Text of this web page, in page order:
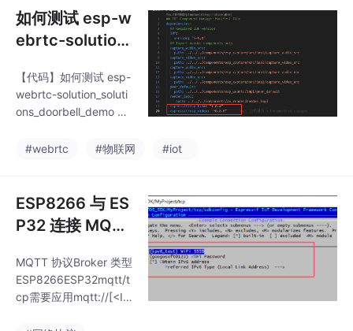
如何测试 esp-w
ebrtc-solution
rbell_demo 例
程？
【代码】如何测试 esp-
webrtc-solution_soluti
ons_doorbell_demo 例
#webrtc
#物联网 #iot
ESP8266 与 ES
P32 连接 MQTT
lobalLink-Loca
l）的问题分享
MQTT 协议Broker 类型
ESP8266ESP32mqtt/t
cp需要应用mqtt://[<IP